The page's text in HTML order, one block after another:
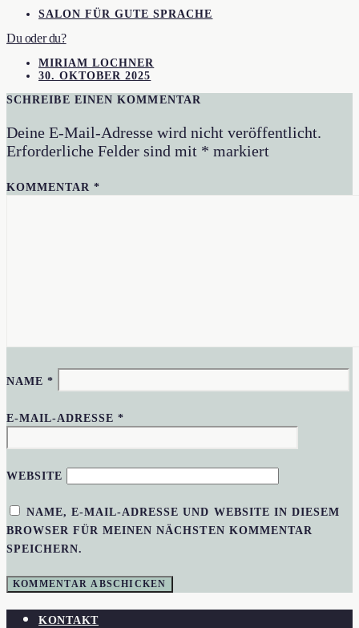
SALON FÜR GUTE SPRACHE
Du oder du?
MIRIAM LOCHNER
30. OKTOBER 2025
SCHREIBE EINEN KOMMENTAR
Deine E-Mail-Adresse wird nicht veröffentlicht.
Erforderliche Felder sind mit * markiert
KOMMENTAR*
NAME*
E-MAIL-ADRESSE*
WEBSITE
NAME, E-MAIL-ADRESSE UND WEBSITE IN DIESEM
BROWSER FÜR MEINEN NÄCHSTEN KOMMENTAR
SPEICHERN.
KONTAKT